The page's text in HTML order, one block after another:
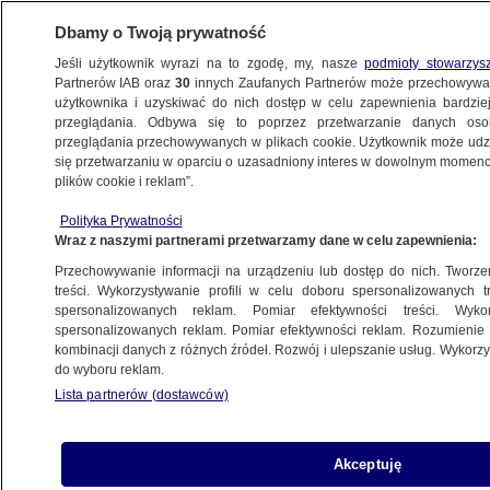
ŚWIAT
Naddniestrze. "Humanitarny projekt
Putina"
1.09.2015, 13:39Aktualizacja: 1.09.2015, 13:42
Udostępnij
Dbamy o Twoją prywatność
Jeśli użytkownik wyrazi na to zgodę, my, naszepodmioty
Partnerów IAB oraz30 innych Zaufanych Partnerów może
użytkownika i uzyskiwać do nich dostęp w celu zapewnienia
przeglądania. Odbywa się to poprzez przetwarzanie danych
przeglądania przechowywanych w plikach cookie. Użytkownik może
się przetwarzaniu w oparciu o uzasadniony interes w dowolnym
plików cookie i reklam”.
Polityka Prywatności
Wraz z naszymi partnerami przetwarzamy dane w celu zapewnienia:
Przechowywanie informacji na urządzeniu lub dostęp do nich.
treści. Wykorzystywanie profili w celu doboru spersonalizowanych
spersonalizowanych reklam. Pomiar efektywności treści.
spersonalizowanych reklam. Pomiar efektywności reklam.
kombinacji danych z różnych źródeł. Rozwój i ulepszanie usług.
do wyboru reklam.
Lista partnerów (dostawców)
Akceptuję